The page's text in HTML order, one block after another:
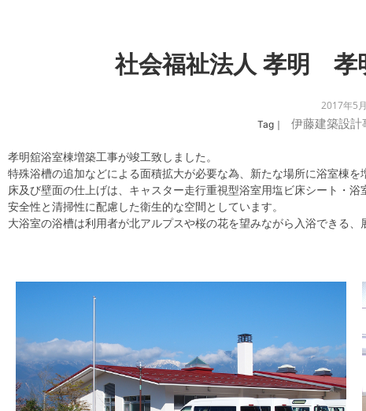
社会福祉法人 孝明
2017年5
Tag｜ 伊藤建築設計
孝明舘浴室棟増築工事が竣工致しました。
特殊浴槽の追加などによる面積拡大が必要な為、新たな場所に浴室棟を
床及び壁面の仕上げは、キャスター走行重視型浴室用塩ビ床シート・浴
安全性と清掃性に配慮した衛生的な空間としています。
大浴室の浴槽は利用者が北アルプスや桜の花を望みながら入浴できる、